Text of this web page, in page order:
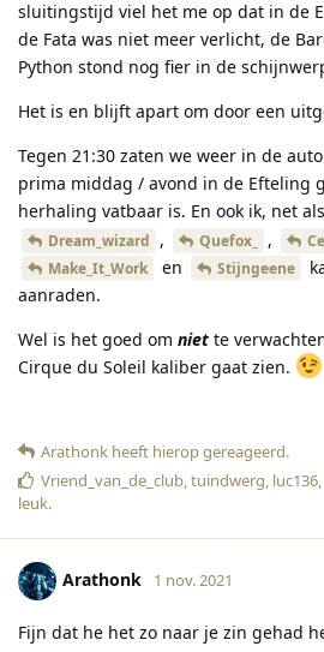
sluitingstijd viel het me op dat in de
de Fata was niet meer verlicht, de
Python stond nog fier in de
Het is en blijft apart om door een
Tegen 21:30 zaten we weer in de
prima middag / avond in de Efteling
herhaling vatbaar is. En ook ik, net als
Dream_wizard , Quefox_ ,
Make_It_Work en Stijngeene
aanraden.
Wel is het goed om niet te
Cirque du Soleil kaliber gaat zien.
Arathonk heeft hierop gereageerd.
Vriend_van_de_club,tuindwerg, luc136
leuk.
Arathonk 1 nov. 2021
Fijn dat he het zo naar je zin gehad